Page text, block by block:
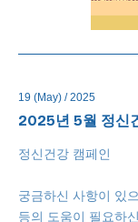
19 (May) / 2025
2025년 5월 정신
정신건강 캠페인
궁금하신 사항이 있
등의 도움이 필요하